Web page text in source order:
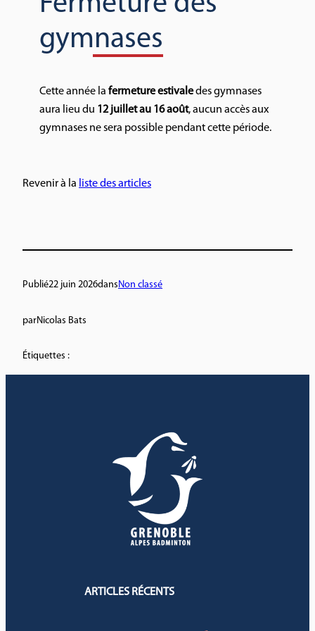
gymnases
Cette année la fermeture estivaledes gymnases
aura lieu du 12 juillet au 16 août, aucun accès aux
gymnases ne sera possible pendant cette période.
Revenir à la liste des articles
Publié22 juin 2026dansNon classé
parNicolas Bats
Étiquettes :
ARTICLES RÉCENTS